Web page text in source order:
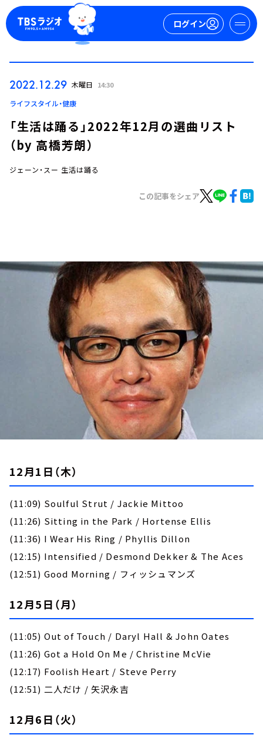
ログイン
ログイン
お知らせ
イベント・グッズ
YouTube
会社情報
2022.12.29 木曜日 14:30
ライフスタイル・健康
「生活は踊る」2022年12月の選曲リスト
（by 高橋芳朗）
ジェーン・スー 生活は踊る
この記事をシェア
12月1日（木）
(11:09) Soulful Strut / Jackie Mittoo
(11:26) Sitting in the Park / Hortense Ellis
(11:36) I Wear His Ring / Phyllis Dillon
(12:15) Intensified / Desmond Dekker & The Aces
(12:51) Good Morning / フィッシュマンズ
12月5日（月）
(11:05) Out of Touch / Daryl Hall & John Oates
(11:26) Got a Hold On Me / Christine McVie
(12:17) Foolish Heart / Steve Perry
(12:51) 二人だけ / 矢沢永吉
12月6日（火）